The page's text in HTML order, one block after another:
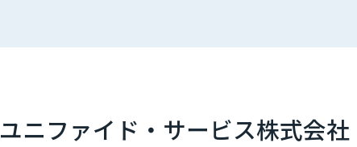
ユニファイド・サービス株式会社